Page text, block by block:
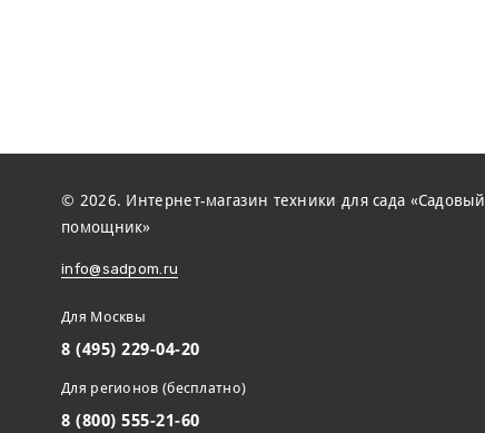
© 2026. Интернет-магазин техники для сада «Садовый
помощник»
info@sadpom.ru
Для Москвы
8 (495) 229-04-20
Для регионов (бесплатно)
8 (800) 555-21-60